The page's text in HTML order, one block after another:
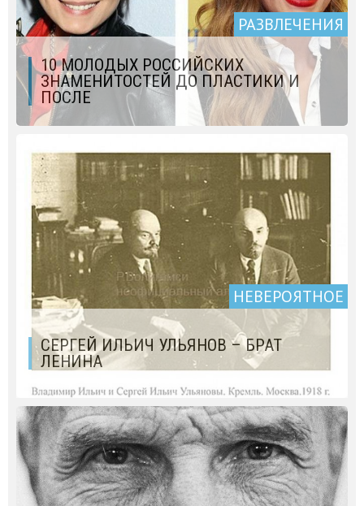
РАЗВЛЕЧЕНИЯ
10 МОЛОДЫХ РОССИЙСКИХ
ЗНАМЕНИТОСТЕЙ ДО ПЛАСТИКИ И
ПОСЛЕ
НЕВЕРОЯТНОЕ
СЕРГЕЙ ИЛЬИЧ УЛЬЯНОВ – БРАТ
ЛЕНИНА